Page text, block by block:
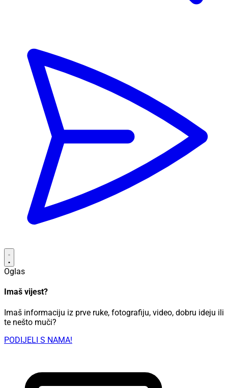
Oglas
Imaš vijest?
Imaš informaciju iz prve ruke, fotografiju, video, dobru ideju ili
te nešto muči?
PODIJELI S NAMA!